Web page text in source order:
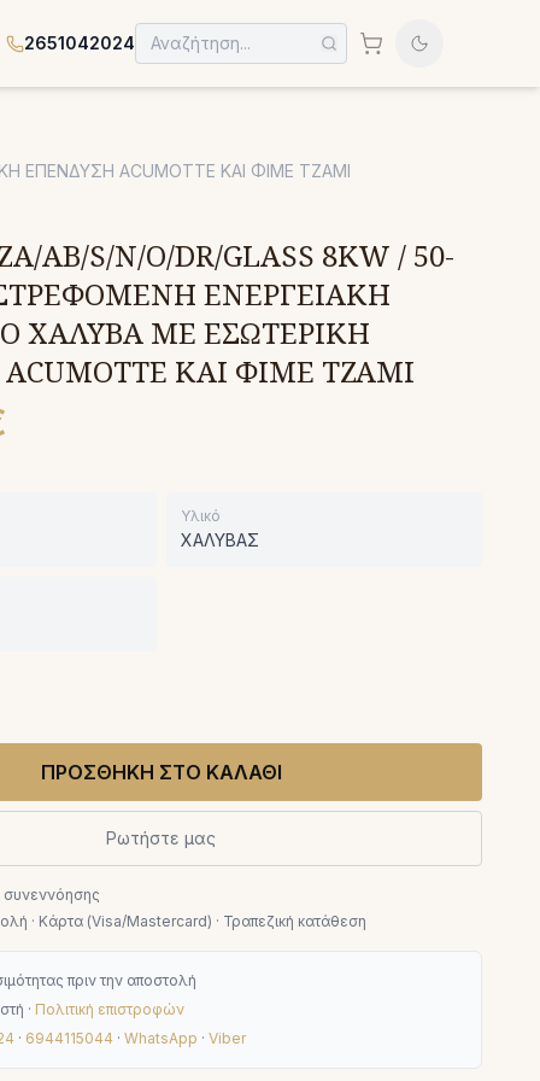
2651042024
ΕΠΕΝΔΥΣΗ ACUMOTTE ΚΑΙ ΦΙΜΕ ΤΖΑΜΙ
AB/S/N/O/DR/GLASS 8KW / 50-
ΕΝΕΡΓΕΙΑΚΗ
ΧΑΛΥΒΑ ΜΕ ΕΣΩΤΕΡΙΚΗ
ΚΑΙ ΦΙΜΕ ΤΖΑΜΙ
Υλικό
ΧΑΛΥΒΑΣ
ΠΡΟΣΘΗΚΗ ΣΤΟ ΚΑΛΑΘΙ
Ρωτήστε μας
συνεννόησης
· Κάρτα (Visa/Mastercard) · Τραπεζική κατάθεση
πριν την αποστολή
· Πολιτική επιστροφών
· 6944115044 · WhatsApp · Viber